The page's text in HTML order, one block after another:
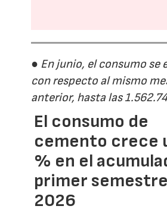
● En junio, el consumo se
con respecto al mismo
anterior, hasta las
El consumo de
cemento crece
% en el
primer
2026